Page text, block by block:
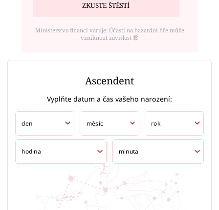
ZKUSTE ŠTĚSTÍ
Ministerstvo financí varuje: Účastí na hazardní hře může
vzniknout závislost ⑱
Ascendent
Vyplňte datum a čas vašeho narození: